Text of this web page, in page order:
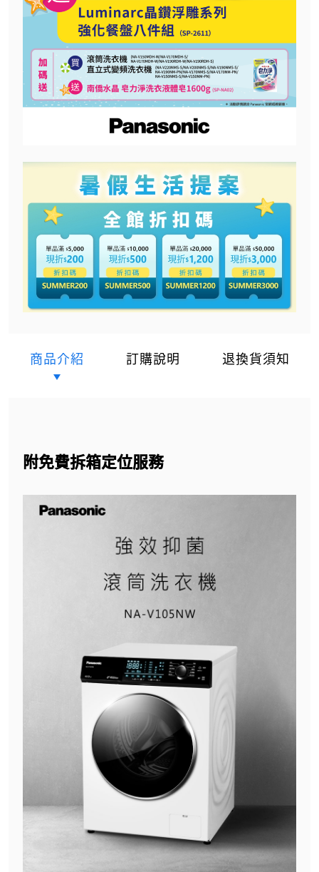
商品介紹 訂購說明 退換貨須知
附免費拆箱定位服務